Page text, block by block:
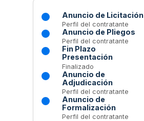
Anuncio de Licitación
Perfil del contratante
Anuncio de Pliegos
Perfil del contratante
Fin Plazo
Presentación
Finalizado
Anuncio de
Adjudicación
Perfil del contratante
Anuncio de
Formalización
Perfil del contratante